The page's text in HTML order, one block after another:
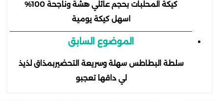
كيكة المحلبات بحجم عائلي هشة وناجحة 100%
اسهل كيكة يومية
الموضوع السابق
سلطة البطاطس سهلة وسريعة التحضيربمذاق لذيذ
لي داقها تعجبو